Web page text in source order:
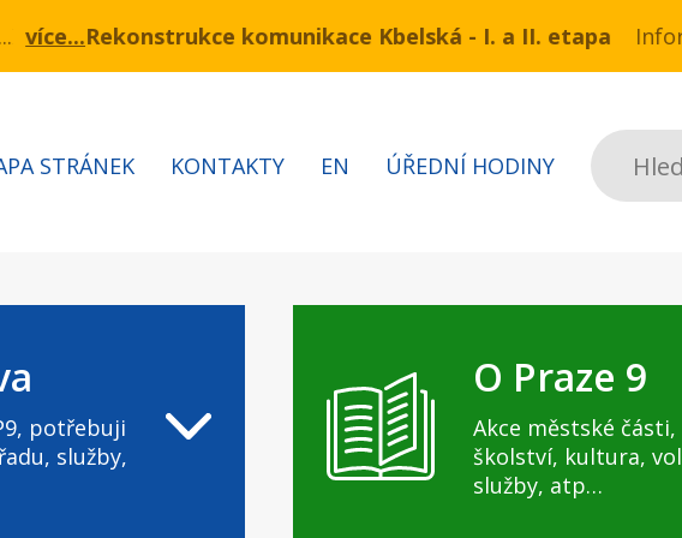
3.7 – 7.8.2026 bude probíhat obnova kabelů VN a NN v ul.
komunikace Kbelská - I. a II. etapa Informace z MČ
Hledat
STRÁNEK KONTAKTY EN ÚŘEDNÍ HODINY
potřebuji
služby,
O Praze 9
Akce městské
školství, kultura,
služby, atp…